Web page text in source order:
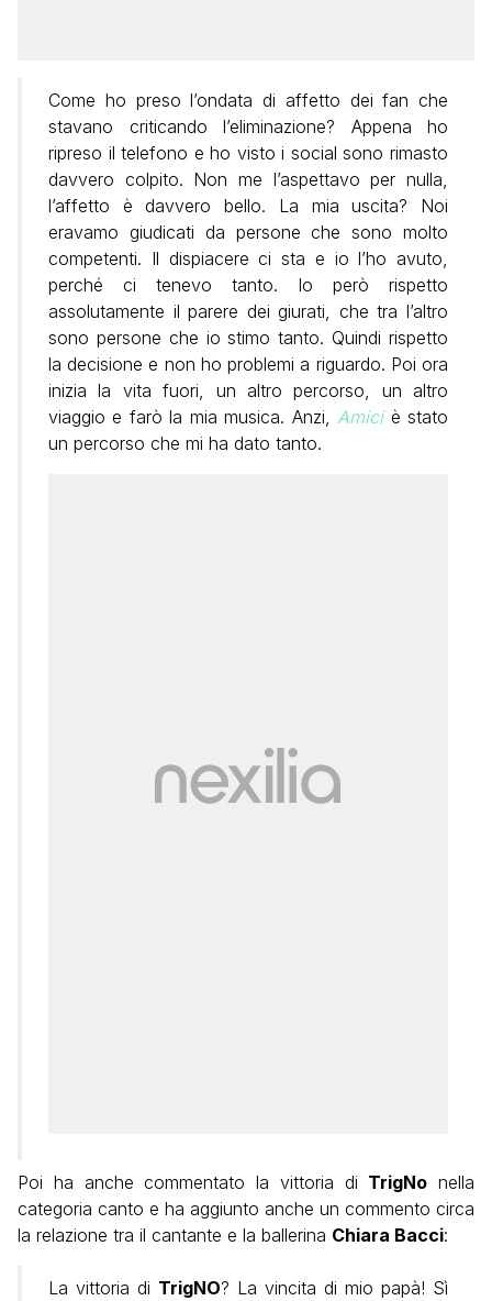
Come ho preso l’ondata di affetto dei fan che
stavano criticando l’eliminazione? Appena ho
ripreso il telefono e ho visto i social sono rimasto
davvero colpito. Non me l’aspettavo per nulla,
l’affetto è davvero bello. La mia uscita? Noi
eravamo giudicati da persone che sono molto
competenti. Il dispiacere ci sta e io l’ho avuto,
perché ci tenevo tanto. Io però rispetto
assolutamente il parere dei giurati, che tra l’altro
sono persone che io stimo tanto. Quindi rispetto
la decisione e non ho problemi a riguardo. Poi ora
inizia la vita fuori, un altro percorso, un altro
viaggio e farò la mia musica. Anzi,Amiciè stato
un percorso che mi ha dato tanto.
Poi ha anche commentato la vittoria di TrigNo nella
categoria canto e ha aggiunto anche un commento circa
la relazione tra il cantante e la ballerina Chiara Bacci:
La vittoria di TrigNO? La vincita di mio papà! Sì